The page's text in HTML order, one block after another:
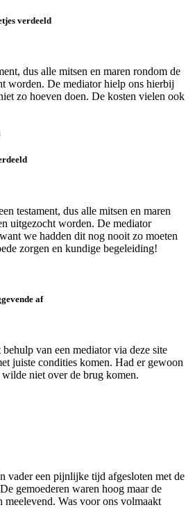
verdeeld
dus alle mitsen en maren rondom de
worden. De mediator hielp ons hierbij
zo hoeven doen. De kosten vielen ook
testament, dus alle mitsen en maren
uitgezocht worden. De mediator
we hadden dit nog nooit zo moeten
zorgen en kundige begeleiding!
af
van een mediator via deze site
juiste condities komen. Had er gewoon
niet over de brug komen.
vader een pijnlijke tijd afgesloten met de
gemoederen waren hoog maar de
Was voor ons volmaakt